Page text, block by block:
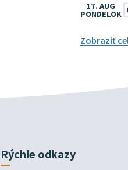
17. AUG
PONDELOK
Zobraziť
Rýchle odkazy